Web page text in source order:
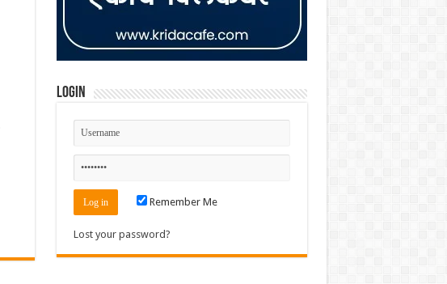
Login
Remember Me
Lost your password?